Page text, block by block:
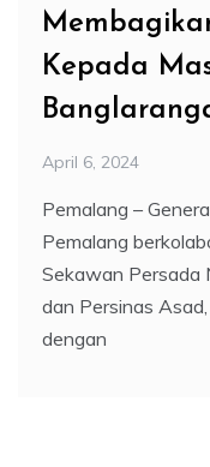
Kepada
April 6, 2024
Pemalang –
Pemalang
Sekawan Persada
dan Persinas
dengan